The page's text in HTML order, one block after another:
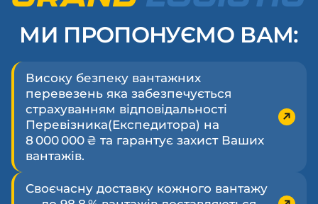
МИ ПРОПОНУЄМО ВАМ:
Високу безпеку вантажних
перевезень яка забезпечується
страхуванням відповідальності
Перевізника(Експедитора) на
8 000 000 ₴ та гарантує захист Ваших
вантажів.
Своєчасну доставку кожного вантажу